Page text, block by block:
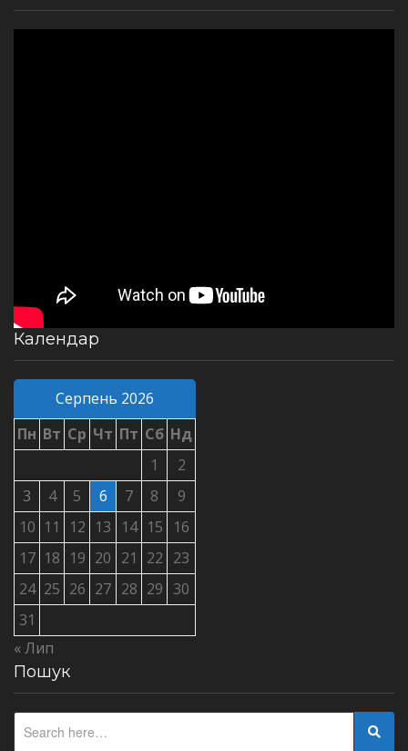
Календар
Серпень 2026
Пн Вт Ср Чт Пт Сб Нд
1
2
3
4 5 6 7 8
9
10 11 12 13 14 15
16
17 18 19 20 21 22 23
24 25 26 27 28 29 30
31
« Лип
Пошук